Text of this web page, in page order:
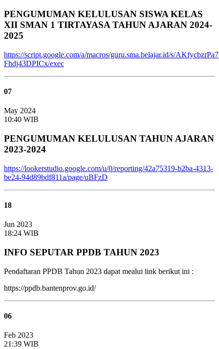
PENGUMUMAN KELULUSAN SISWA KELAS
XII SMAN 1 TIRTAYASA TAHUN AJARAN 2024-
2025
https://script.google.com/a/macros/guru.sma.belajar.id/s/
Fhdj43DPICx/exec
07
May 2024
10:40 WIB
PENGUMUMAN KELULUSAN TAHUN AJARAN
2023-2024
https://lookerstudio.google.com/u/0/reporting/42a75319-b2ba-4313-
be24-94d89bdf811a/page/uBFzD
18
Jun 2023
18:24 WIB
INFO SEPUTAR PPDB TAHUN 2023
Pendaftaran PPDB Tahun 2023 dapat mealui link berikut ini :
https://ppdb.bantenprov.go.id/
06
Feb 2023
21:39 WIB